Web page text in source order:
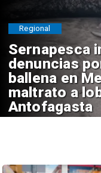
Sernapesca
denuncias
ballena en
maltrato a
Antofagasta
Regional